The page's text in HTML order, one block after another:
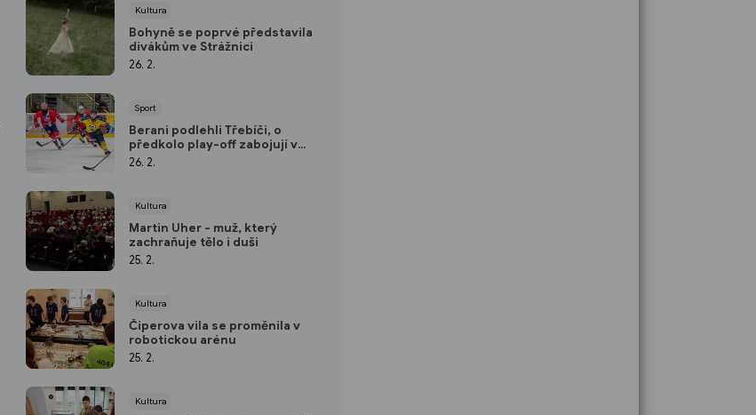
Kultura
Bohyně se poprvé představila
divákům ve Strážnici
26. 2.
Sport
Berani podlehli Třebíči, o
předkolo play-off zabojují v
sobotu. Vsetín schytal „bůra“ od
26. 2.
Kultura
Martin Uher - muž, který
zachraňuje tělo i duši
25. 2.
Kultura
Čiperova vila se proměnila v
robotickou arénu
25. 2.
Kultura